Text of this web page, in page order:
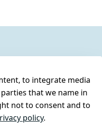
to integrate media
that we name in
not to consent and to
policy.